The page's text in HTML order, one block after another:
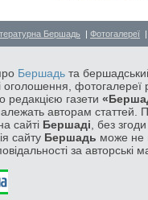
Бершадь | Фотогалереї
Бершадь та
оголошення, фотогалереї
редакцією газети
авторам статтей.
сайті Бершаді , без
сайту Бершадь може не
за авторські